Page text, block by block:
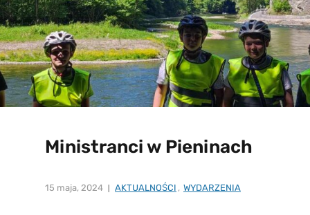
Ministranci w Pieninach
15 maja, 2024 AKTUALNOŚCI , WYDARZENIA